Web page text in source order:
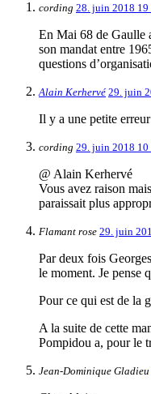
cording 28. juin 2018 19
En Mai 68 de Gaulle
son mandat entre
questions
Alain Kerhervé 29. juin
Il y a une petite
cording 29. juin 2018 10
@ Alain Kerhervé
Vous avez raison
paraissait plus
Flamant rose 29. juin
Par deux fois
le moment. Je pense
Pour ce qui est de la
A la suite de cette
Pompidou a, pour le
Jean-Dominique Gladieu